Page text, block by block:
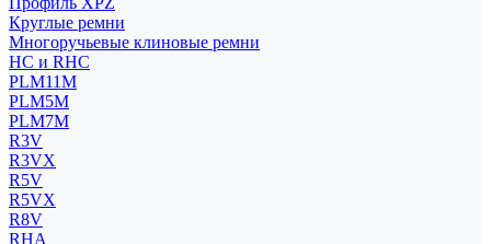
Круглые ремни
Многоручьевые клиновые ремни
HC и RHC
PLM11M
PLM5M
PLM7M
R3V
R3VX
R5V
R5VX
R8V
RHA